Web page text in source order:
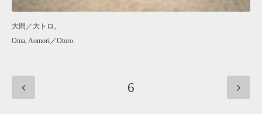
大間／大トロ。
Oma, Aomori／Otoro.
6